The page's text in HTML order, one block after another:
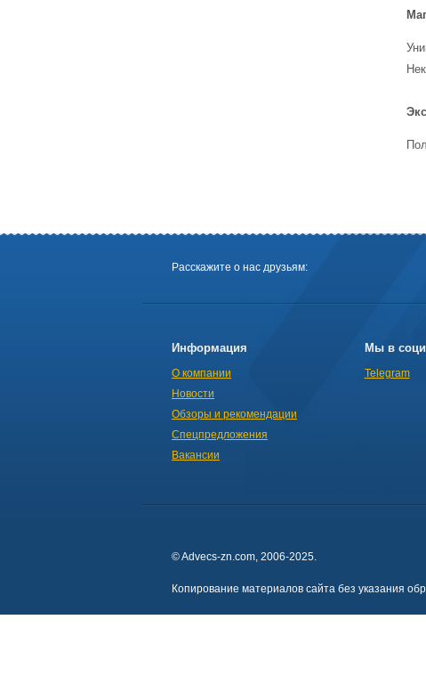
Расскажите о нас друзьям:
Информация
О компании
Новости
Обзоры и рекомендации
Спецпредложения
Вакансии
Мы в
Telegram
© Advecs-zn.com, 2006-2025.
Копирование материалов сайта без указания